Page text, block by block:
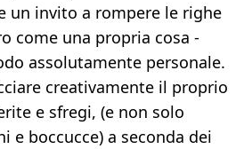
un invito a rompere le righe
come una propria cosa -
assolutamente personale.
creativamente il proprio
e sfregi, (e non solo
e boccucce) a seconda dei